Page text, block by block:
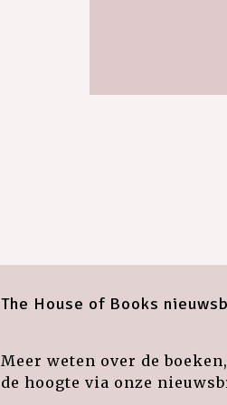
The House of Books
Meer weten over de
de hoogte via onze